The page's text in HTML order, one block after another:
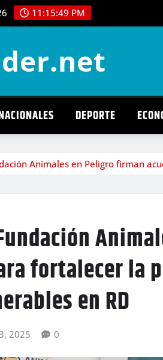
11:15:50 PM
DEPORTE
Animales en Peligro firman
fortalecer la
en RD
2025 0